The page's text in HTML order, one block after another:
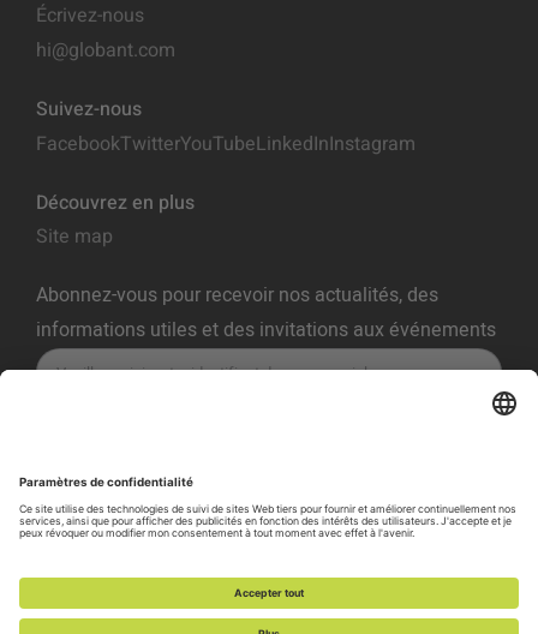
Écrivez-nous
hi@globant.com
Suivez-nous
FacebookTwitterYouTubeLinkedInInstagram
Découvrez en plus
Site map
Abonnez-vous pour recevoir nos actualités, des
informations utiles et des invitations aux événements
Conditions D'utilisation
Politique De Cookies